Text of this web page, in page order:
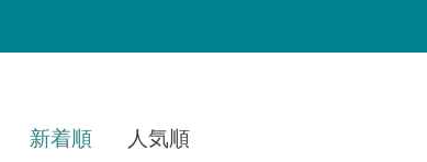
新着順 人気順